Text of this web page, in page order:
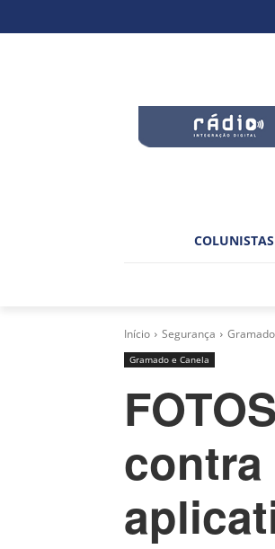
COLUNISTAS
Início Segurança
Gramado e Canela